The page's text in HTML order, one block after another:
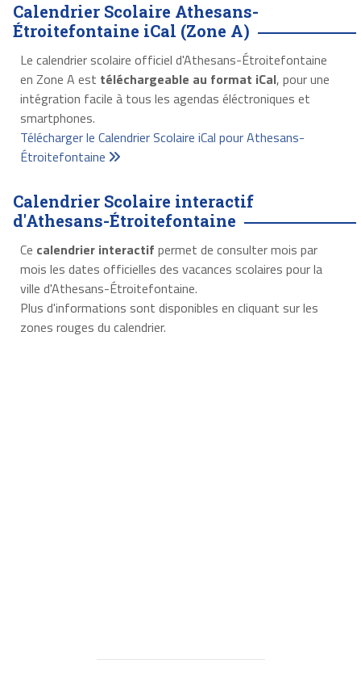
Calendrier Scolaire Athesans-
Étroitefontaine iCal (Zone A)
Le calendrier scolaire officiel d'Athesans-Étroitefontaine
en Zone A est téléchargeable au format iCal, pour une
intégration facile à tous les agendas éléctroniques et
smartphones.
Télécharger le Calendrier Scolaire iCal pour Athesans-
Étroitefontaine
Calendrier Scolaire interactif
d'Athesans-Étroitefontaine
Ce calendrier interactif permet de consulter mois par
mois les dates officielles des vacances scolaires pour la
ville d'Athesans-Étroitefontaine.
Plus d'informations sont disponibles en cliquant sur les
zones rouges du calendrier.